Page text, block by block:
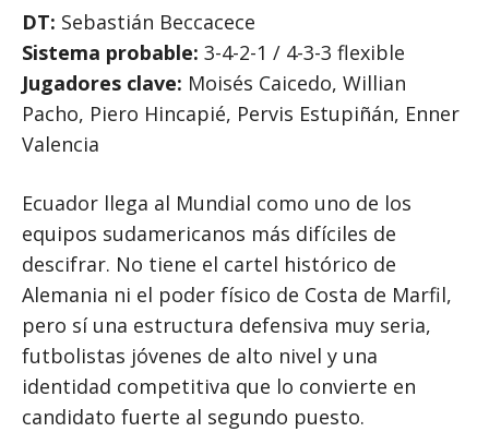
DT: Sebastián Beccacece
Sistema probable: 3-4-2-1 / 4-3-3 flexible
Jugadores clave: Moisés Caicedo, Willian
Pacho, Piero Hincapié, Pervis Estupiñán, Enner
Valencia
Ecuador llega al Mundial como uno de los
equipos sudamericanos más difíciles de
descifrar. No tiene el cartel histórico de
Alemania ni el poder físico de Costa de Marfil,
pero sí una estructura defensiva muy seria,
futbolistas jóvenes de alto nivel y una
identidad competitiva que lo convierte en
candidato fuerte al segundo puesto.